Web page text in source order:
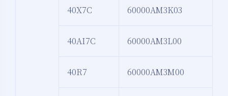
40X7C 60000AM3K03
40AI7C 60000AM3L00
40R7 60000AM3M00